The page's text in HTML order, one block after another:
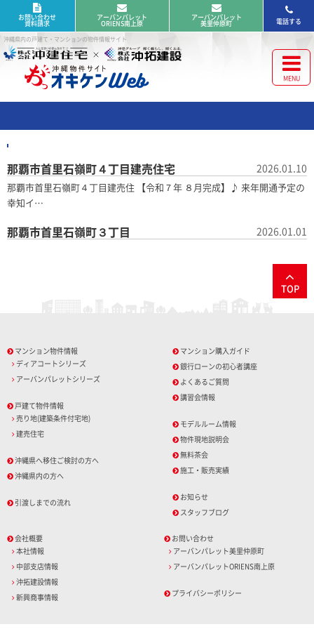
沖縄県内の戸建て・マンションの物件情報サイト
電話する
アーバンパレット
美里仲原町
アーバンパレット
ORIENS南上原
お問い合わせ
資料請求
那覇市首里石嶺町４丁目建売住宅 2026.01.10
那覇市首里石嶺町４丁目建売住 【令和７年 ８月完成】♪ 来年開通予定の
幸知イ…
那覇市首里石嶺町３丁目 2026.01.01
TOP
マンション物件情報
ディアコートシリーズ
アーバンパレットシリーズ
戸建て物件情報
売り地(建築条件付宅地)
建売住宅
沖縄県へ移住ご検討の方へ
沖縄県内の方へ
引渡しまでの流れ
マンション購入ガイド
銀行ローンの初心者講座
よくあるご質問
講習会情報
モデルルーム情報
物件現地説明会
無料茶会
施工・販売実績
お知らせ
スタッフブログ
会社概要
本社情報
中部支店情報
沖拓建設情報
新興商事情報
お問い合わせ
アーバンパレット美里仲原町
アーバンパレットORIENS南上原
プライバシーポリシー